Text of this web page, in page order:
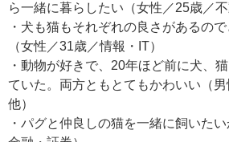
ら一緒に暮らしたい（女性／25歳／不
・犬も猫もそれぞれの良さがあるの
（女性／31歳／情報・IT）
・動物が好きで、20年ほど前に犬、
ていた。両方ともとてもかわいい（
他）
・パグと仲良しの猫を一緒に飼いた